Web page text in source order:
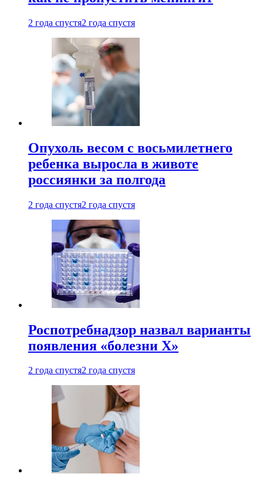
2 года спустя2 года спустя
Опухоль весом с восьмилетнего
ребенка выросла в животе
россиянки за полгода
2 года спустя2 года спустя
Роспотребнадзор назвал варианты
появления «болезни Х»
2 года спустя2 года спустя